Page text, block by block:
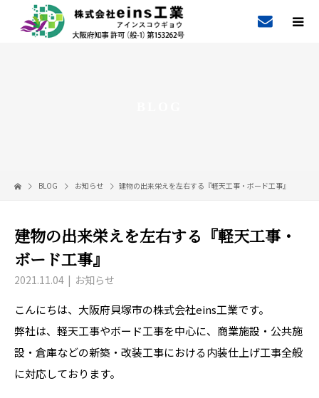
BLOG お知らせ 建物の出来栄えを左右する『軽天工事・ボード工事』
建物の出来栄えを左右する『軽天工事・
ボード工事』
2021.11.04 お知らせ
こんにちは、大阪府貝塚市の株式会社eins工業です。
弊社は、軽天工事やボード工事を中心に、商業施設・公共施
設・倉庫などの新築・改装工事における内装仕上げ工事全般
に対応しております。